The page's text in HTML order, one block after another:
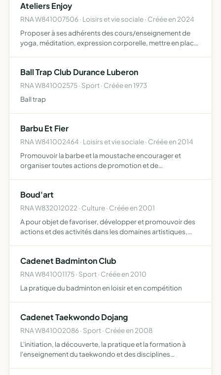
Ateliers Enjoy
RNA W841007506 · Loisirs et vie sociale · Créée en 2024
Proposer à ses adhérents des cours/enseignement de
yoga, méditation, expression corporelle, mettre en place
Ball Trap Club Durance Luberon
RNA W841002575 · Sport · Créée en 1973
Ball trap
Barbu Et Fier
RNA W841002464 · Loisirs et vie sociale · Créée en 2014
Promouvoir la barbe et la moustache encourager et
organiser toutes actions de promotion et de
produits qui y sont assoc…
Boud'art
RNA W832012022 · Culture · Créée en 2001
A pour objet de favoriser, développer et promouvoir des
actions et des activités dans les domaines artistiques,
Cadenet Badminton Club
RNA W841001175 · Sport · Créée en 2010
La pratique du badminton en loisir et en compétition
Cadenet Taekwondo Dojang
RNA W841002086 · Sport · Créée en 2008
L'initiation, la découverte, la pratique et la formation à
l'enseignement du taekwondo et des disciplines